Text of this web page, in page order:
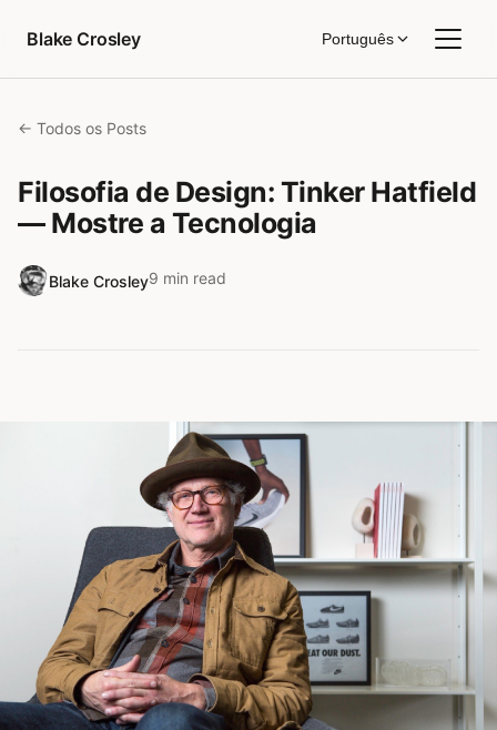
Blake Crosley
Português
← Todos os Posts
Filosofia de Design: Tinker Hatfield
— Mostre a Tecnologia
Blake Crosley9 min read